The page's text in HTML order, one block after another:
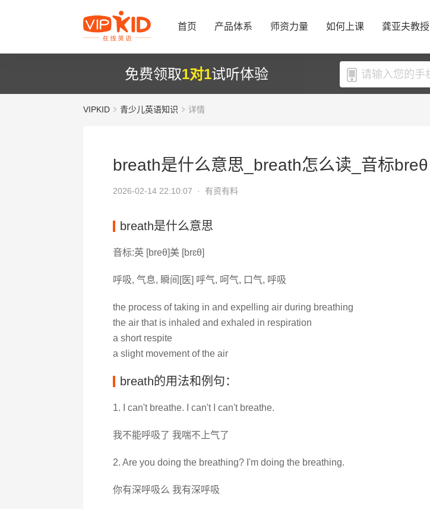
首页 产品体系 师资力量 如何上课 龚亚夫教授
免费领取1对1试听体验
VIPKID 青少儿英语知识 详情
breath是什么意思_breath怎么读_音标breθ
2026-02-14 22:10:07 · 有资有料
breath是什么意思
音标:英 [breθ]美 [brɛθ]
呼吸, 气息, 瞬间[医] 呼气, 呵气, 口气, 呼吸
the process of taking in and expelling air during breathing
the air that is inhaled and exhaled in respiration
a short respite
a slight movement of the air
breath的用法和例句：
1. I can't breathe. I can't I can't breathe.
我不能呼吸了 我喘不上气了
2. Are you doing the breathing? I'm doing the breathing.
你有深呼吸么 我有深呼吸